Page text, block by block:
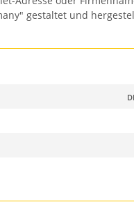
gestaltet und